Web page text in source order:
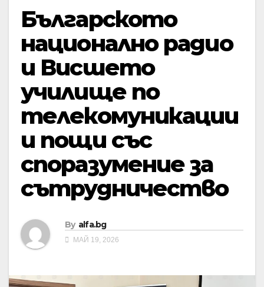
Българското
национално радио
и Висшето
училище по
телекомуникации
и пощи със
споразумение за
сътрудничество
By alfa.bg
МАЙ 19, 2026